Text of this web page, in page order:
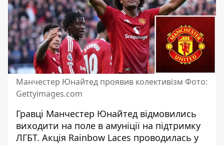
Манчестер Юнайтед проявив колективізм Фото:
Gettyimages.com
Гравці Манчестер Юнайтед відмовились
виходити на поле в амуніції на підтримку
ЛГБТ. Акція Rainbow Laces проводилась у